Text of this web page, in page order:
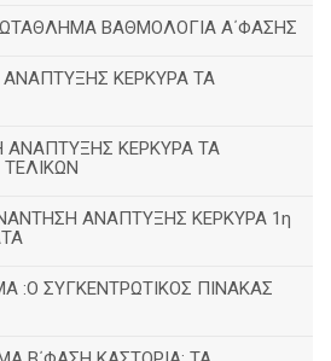
ΒΑΘΜΟΛΟΓΙΑ Α΄ΦΑΣΗΣ
ΚΕΡΚΥΡΑ ΤΑ
ΑΝΑΠΤΥΞΗΣ ΚΕΡΚΥΡΑ ΤΑ
ΑΝΑΠΤΥΞΗΣ ΚΕΡΚΥΡΑ 1η
:Ο ΣΥΓΚΕΝΤΡΩΤΙΚΟΣ ΠΙΝΑΚΑΣ